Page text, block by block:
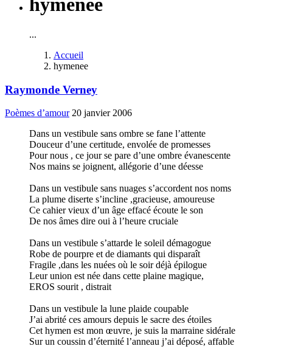
hymenee
...
Accueil
hymenee
Raymonde Verney
Poèmes d’amour 20 janvier 2006
Dans un vestibule sans ombre se fane l’attente
Douceur d’une certitude, envolée de promesses
Pour nous , ce jour se pare d’une ombre évanescente
Nos mains se joignent, allégorie d’une déesse
Dans un vestibule sans nuages s’accordent nos noms
La plume diserte s’incline ,gracieuse, amoureuse
Ce cahier vieux d’un âge effacé écoute le son
De nos âmes dire oui à l’heure cruciale
Dans un vestibule s’attarde le soleil démagogue
Robe de pourpre et de diamants qui disparaît
Fragile ,dans les nuées où le soir déjà épilogue
Leur union est née dans cette plaine magique,
EROS sourit , distrait
Dans un vestibule la lune plaide coupable
J’ai abrité ces amours depuis le sacre des étoiles
Cet hymen est mon œuvre, je suis la marraine sidérale
Sur un coussin d’éternité l’anneau j’ai déposé, affable